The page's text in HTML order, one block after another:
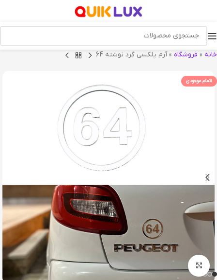
خانه » فروشگاه »آرم پلکسی گرد نوشته 64
اتمام موجودی
بزرگنمایی تصویر